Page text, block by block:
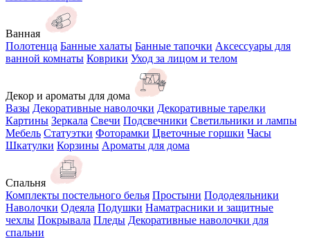
Ванная
Полотенца Банные халаты Банные тапочки Аксессуары для
ванной комнаты Коврики Уход за лицом и телом
Декор и ароматы для дома
Вазы Декоративные наволочки Декоративные тарелки
Картины Зеркала Свечи Подсвечники Светильники и лампы
Мебель Статуэтки Фоторамки Цветочные горшки Часы
Шкатулки Корзины Ароматы для дома
Спальня
Комплекты постельного белья Простыни Пододеяльники
Наволочки Одеяла Подушки Наматрасники и защитные
чехлы Покрывала Пледы Декоративные наволочки для
спальни